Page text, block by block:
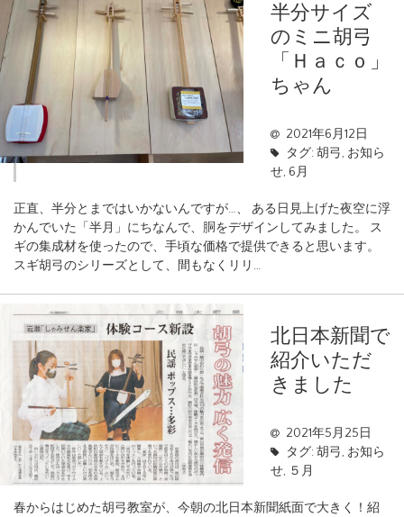
半分サイズ
のミニ胡弓
「Ｈａｃｏ」
ちゃん
2021年6月12日
タグ:胡弓, お知ら
せ, 6月
正直、半分とまではいかないんですが…、 ある日見上げた夜空に浮
かんでいた「半月」にちなんで、胴をデザインしてみました。 ス
ギの集成材を使ったので、手頃な価格で提供できると思います。
スギ胡弓のシリーズとして、間もなくリリ…
北日本新聞で
紹介いただ
きました
2021年5月25日
タグ:胡弓, お知ら
せ, ５月
春からはじめた胡弓教室が、今朝の北日本新聞紙面で大きく！紹